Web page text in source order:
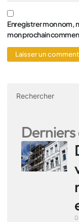
Enregistrer mon nom,
mon prochain